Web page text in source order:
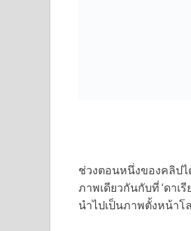
ช่วงตอนหนึ่งของคลิป
ภาพเดียวกันกับที่ ‘ดาเ
นำไปเป็นภาพตั้งหน้า